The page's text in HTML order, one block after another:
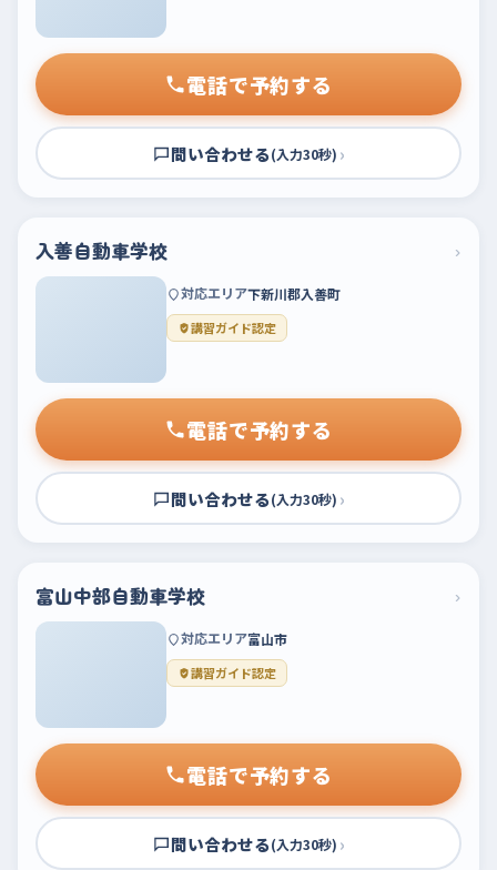
電話で予約する
問い合わせる(入力30秒) ›
入善自動車学校 ›
対応エリア下新川郡入善町
講習ガイド認定
電話で予約する
問い合わせる(入力30秒) ›
富山中部自動車学校 ›
対応エリア富山市
講習ガイド認定
電話で予約する
問い合わせる(入力30秒) ›